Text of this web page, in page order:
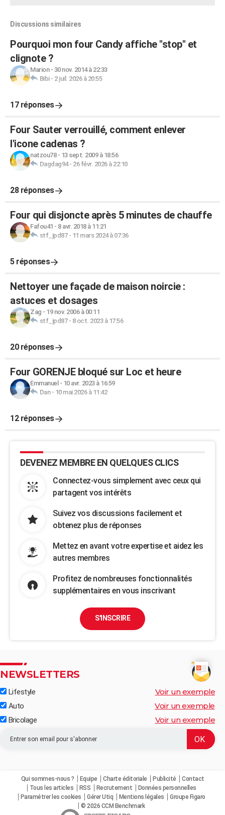
Discussions similaires
Pourquoi mon four Candy affiche "stop" et
clignote ?
Marion- 30 nov. 2014 à 22:33
Bibi- 2 juil. 2026 à 20:55
17 réponses
Four Sauter verrouillé, comment enlever
l'icone cadenas ?
natzou78- 13 sept. 2009 à 18:56
Dagdag94- 26 févr. 2026 à 22:10
28 réponses
Four qui disjoncte après 5 minutes de chauffe
Fafou41 - 8 avr. 2018 à 11:21
stf_jpd87- 11 mars 2024 à 07:36
5 réponses
Nettoyer une façade de maison noircie :
astuces et dosages
Zag - 19 nov. 2006 à 00:11
stf_jpd87- 8 oct. 2023 à 17:56
20 réponses
Four GORENJE bloqué sur Loc et heure
Emmanuel - 10 avr. 2023 à 16:59
Dan- 10 mai 2026 à 11:42
12 réponses
DEVENEZ MEMBRE EN QUELQUES CLICS
Connectez-vous simplement avec ceux qui
partagent vos intérêts
Suivez vos discussions facilement et
obtenez plus de réponses
Mettez en avant votre expertise et aidez les
autres membres
Profitez de nombreuses fonctionnalités
supplémentaires en vous inscrivant
S'INSCRIRE
NEWSLETTERS
Lifestyle Voir un exemple
Auto Voir un exemple
Bricolage Voir un exemple
Qui sommes-nous ? Equipe Charte éditoriale Publicité
Contact
Tous les articles
RSS Recrutement
Données personnelles
Paramétrer les cookies
Gérer Utiq Mentions légales
Groupe Figaro
© 2026 CCM Benchmark